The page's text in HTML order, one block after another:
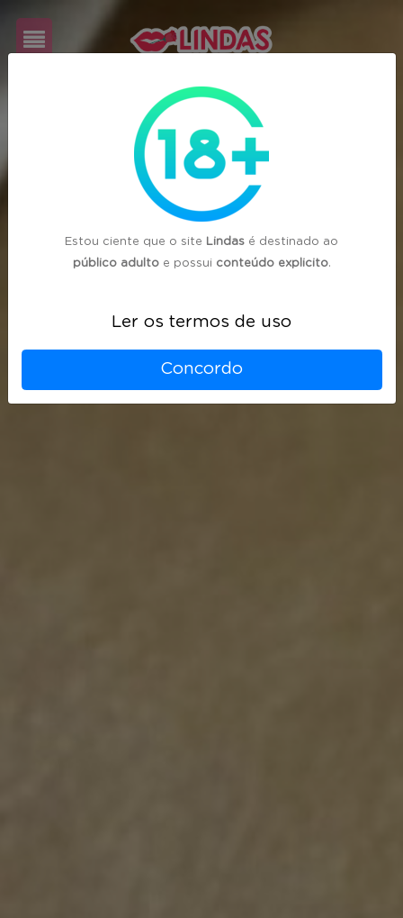
Estou ciente que o site Lindas é destinado ao
público adultoe possui conteúdo explicito.
Ler os termos de uso
Concordo